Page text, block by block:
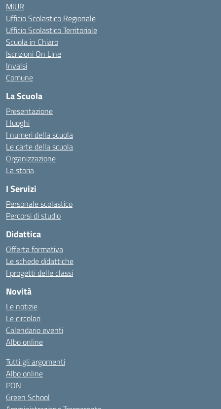
MIUR
Ufficio Scolastico Regionale
Ufficio Scolastico Territoriale
Scuola in Chiaro
Iscrizioni On Line
Invalsi
Comune
La Scuola
Presentazione
I luoghi
I numeri della scuola
Le carte della scuola
Organizzazione
La storia
I Servizi
Personale scolastico
Percorsi di studio
Didattica
Offerta formativa
Le schede didattiche
I progetti delle classi
Novità
Le notizie
Le circolari
Calendario eventi
Albo online
Tutti gli argomenti
Albo online
PON
Green School